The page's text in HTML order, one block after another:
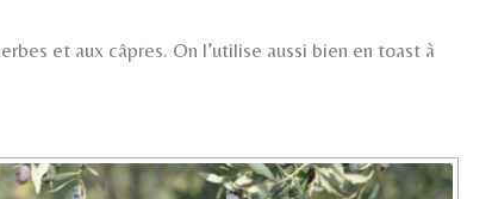
et aux câpres. On l’utilise aussi bien en toast à